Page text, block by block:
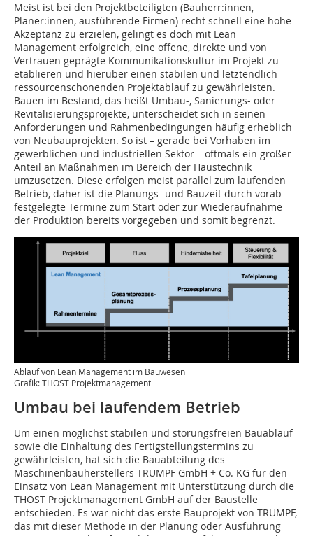
Meist ist bei den Projektbeteiligten (Bauherr:innen,
Planer:innen, ausführende Firmen) recht schnell eine hohe
Akzeptanz zu erzielen, gelingt es doch mit Lean
Management erfolgreich, eine offene, direkte und von
Vertrauen geprägte Kommunikationskultur im Projekt zu
etablieren und hierüber einen stabilen und letztendlich
ressourcenschonenden Projektablauf zu gewährleisten.
Bauen im Bestand, das heißt Umbau-, Sanierungs- oder
Revitalisierungsprojekte, unterscheidet sich in seinen
Anforderungen und Rahmenbedingungen häufig erheblich
von Neubauprojekten. So ist – gerade bei Vorhaben im
gewerblichen und industriellen Sektor – oftmals ein großer
Anteil an Maßnahmen im Bereich der Haustechnik
umzusetzen. Diese erfolgen meist parallel zum laufenden
Betrieb, daher ist die Planungs- und Bauzeit durch vorab
festgelegte Termine zum Start oder zur Wiederaufnahme
der Produktion bereits vorgegeben und somit begrenzt.
Ablauf von Lean Management im Bauwesen
Grafik: THOST Projektmanagement
Umbau bei laufendem Betrieb
Um einen möglichst stabilen und störungsfreien Bauablauf
sowie die Einhaltung des Fertigstellungstermins zu
gewährleisten, hat sich die Bauabteilung des
Maschinenbauherstellers TRUMPF GmbH + Co. KG für den
Einsatz von Lean Management mit Unterstützung durch die
THOST Projektmanagement GmbH auf der Baustelle
entschieden. Es war nicht das erste Bauprojekt von TRUMPF,
das mit dieser Methode in der Planung oder Ausführung